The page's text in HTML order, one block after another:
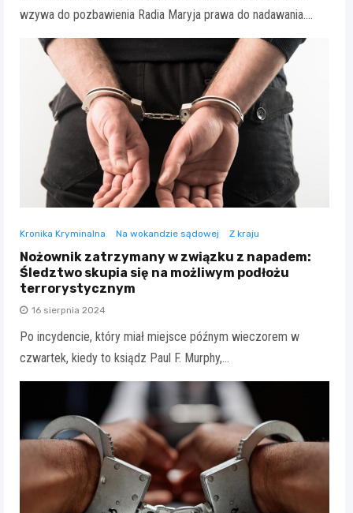
wzywa do pozbawienia Radia Maryja prawa do nadawania.…
Kronika Kryminalna Na wokandzie sądowej Z kraju
Nożownik zatrzymany w związku z napadem:
Śledztwo skupia się na możliwym podłożu
terrorystycznym
16 sierpnia 2024
Po incydencie, który miał miejsce późnym wieczorem w
czwartek, kiedy to ksiądz Paul F. Murphy,…